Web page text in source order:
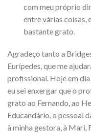
com meu próprio
entre várias coisas,
bastante grato.
Agradeço tanto a
Eurípedes, que me
profissional. Hoje em
eu sei enxergar que o
grato ao Fernando, ao
Educandário, o pessoal
à minha gestora, à Mari,